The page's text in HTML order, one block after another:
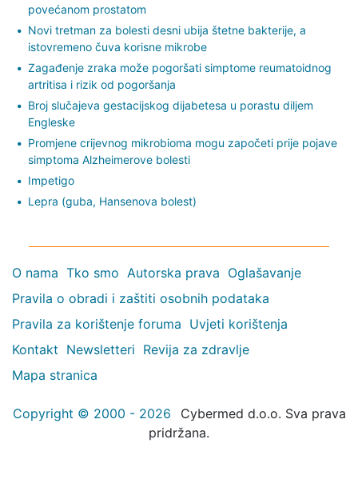
povećanom prostatom
Novi tretman za bolesti desni ubija štetne bakterije, a
istovremeno čuva korisne mikrobe
Zagađenje zraka može pogoršati simptome reumatoidnog
artritisa i rizik od pogoršanja
Broj slučajeva gestacijskog dijabetesa u porastu diljem
Engleske
Promjene crijevnog mikrobioma mogu započeti prije pojave
simptoma Alzheimerove bolesti
Impetigo
Lepra (guba, Hansenova bolest)
O nama Tko smo Autorska prava Oglašavanje
Pravila o obradi i zaštiti osobnih podataka
Pravila za korištenje foruma Uvjeti korištenja
Kontakt Newsletteri Revija za zdravlje
Mapa stranica
Copyright © 2000 - 2026
Cybermed d.o.o. Sva prava
pridržana.